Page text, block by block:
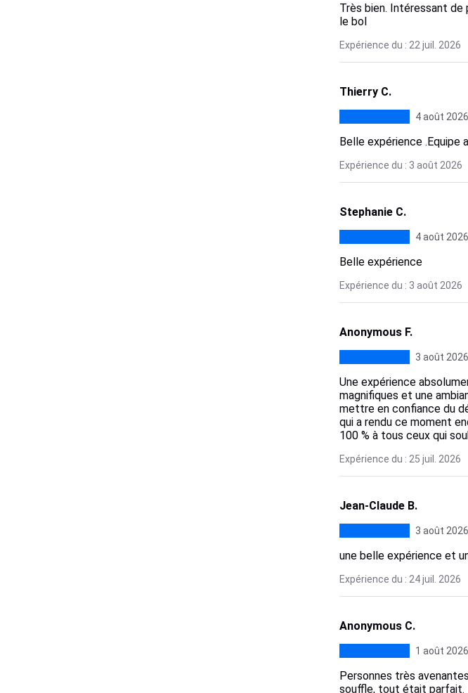
Très bien. Intéressant de
le bol
Expérience du : 22 juil. 2026
Thierry C.
4 août 2026
Belle expérience .Equipe
Expérience du : 3 août 2026
Stephanie C.
4 août 2026
Belle expérience
Expérience du : 3 août 2026
Anonymous F.
3 août 2026
Une expérience
magnifiques et une
mettre en confiance du
qui a rendu ce moment
100 % à tous ceux qui
Expérience du : 25 juil. 2026
Jean-Claude B.
3 août 2026
une belle expérience et
Expérience du : 24 juil. 2026
Anonymous C.
1 août 2026
Personnes très
souffle, tout était parfait.